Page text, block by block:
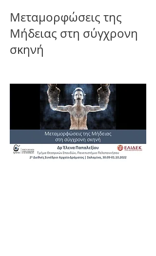
Μεταμορφώσεις της
Μήδειας στη σύγχρονη
σκηνή